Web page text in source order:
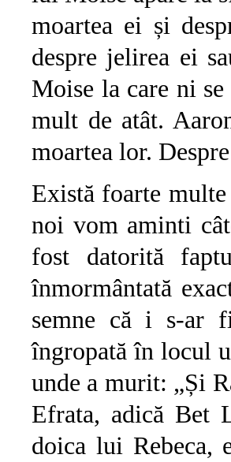
moartea ei și
despre jelirea ei
Moise la care ni
mult de atât.
moartea lor.
Există foarte
noi vom aminti
fost datorită
înmormântată
semne că i s-ar
îngropată în locul
unde a murit: „Și
Efrata, adică Bet
doica lui Rebeca,